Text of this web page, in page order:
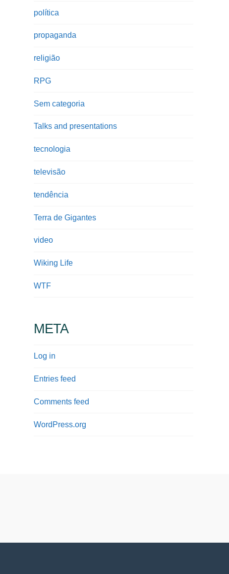
política
propaganda
religião
RPG
Sem categoria
Talks and presentations
tecnologia
televisão
tendência
Terra de Gigantes
video
Wiking Life
WTF
META
Log in
Entries feed
Comments feed
WordPress.org